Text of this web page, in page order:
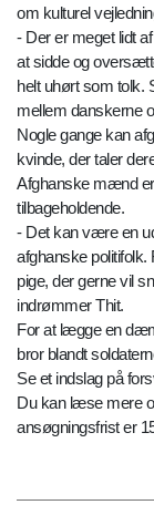
om kulturel
- Der er meget lidt
at sidde og
helt uhørt som tolk.
mellem danskerne
Nogle gange kan
kvinde, der taler
Afghanske mænd
tilbageholdende.
- Det kan være en
afghanske
pige, der gerne vil
indrømmer Thit.
For at lægge en
bror blandt
Se et indslag på
Du kan læse mere
ansøgningsfrist er